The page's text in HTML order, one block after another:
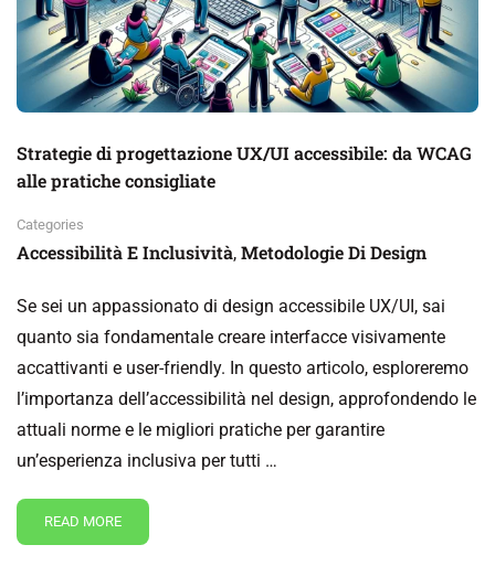
Strategie di progettazione UX/UI accessibile: da WCAG
alle pratiche consigliate
Categories
Accessibilità E Inclusività, Metodologie Di Design
Se sei un appassionato di design accessibile UX/UI, sai
quanto sia fondamentale creare interfacce visivamente
accattivanti e user-friendly. In questo articolo, esploreremo
l’importanza dell’accessibilità nel design, approfondendo le
attuali norme e le migliori pratiche per garantire
un’esperienza inclusiva per tutti …
READ MORE